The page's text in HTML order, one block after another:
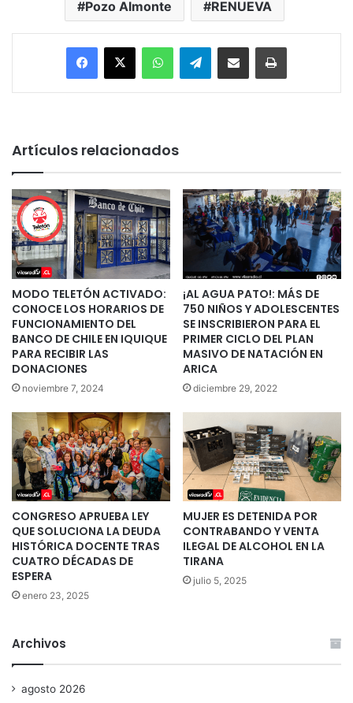
Pozo Almonte RENUEVA
Facebook
X WhatsAppTelegramEnviar vía email Imprimir
Artículos relacionados
MODO TELETÓN ACTIVADO:
CONOCE LOS HORARIOS DE
FUNCIONAMIENTO DEL
BANCO DE CHILE EN IQUIQUE
PARA RECIBIR LAS
DONACIONES
noviembre 7, 2024
¡AL AGUA PATO!: MÁS DE
750 NIÑOS Y ADOLESCENTES
SE INSCRIBIERON PARA EL
PRIMER CICLO DEL PLAN
MASIVO DE NATACIÓN EN
ARICA
diciembre 29, 2022
CONGRESO APRUEBA LEY
QUE SOLUCIONA LA DEUDA
HISTÓRICA DOCENTE TRAS
CUATRO DÉCADAS DE
ESPERA
enero 23, 2025
MUJER ES DETENIDA POR
CONTRABANDO Y VENTA
ILEGAL DE ALCOHOL EN LA
TIRANA
julio 5, 2025
Archivos
agosto 2026